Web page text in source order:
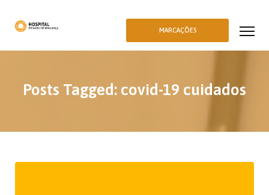
MARCAÇÕES
Posts Tagged: covid-19 cuidados